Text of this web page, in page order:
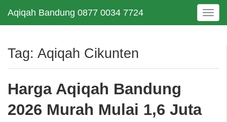
Aqiqah Bandung 0877 0034 7724
T
o
e
Tag: Aqiqah Cikunten
Harga Aqiqah Bandung
2026 Murah Mulai 1,6 Juta